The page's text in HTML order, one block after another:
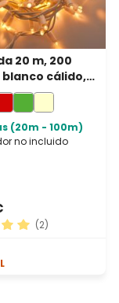
20 m, 200
cálido,
IP67
(20m - 100m)
no incluido
promedio de
(2)